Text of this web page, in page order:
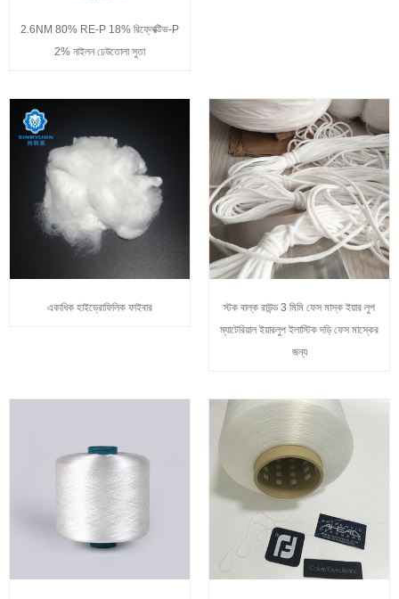
2.6NM 80% RE-P 18% রিফ্লেক্টিভ-P
2% নাইলন ঢেউতোলা সুতা
একাধিক হাইড্রোফিলিক ফাইবার
স্টক বাল্ক রাউন্ড 3 মিমি ফেস মাস্ক ইয়ার লুপ
ম্যাটেরিয়াল ইয়ারলুপ ইলাস্টিক দড়ি ফেস মাস্কের
জন্য